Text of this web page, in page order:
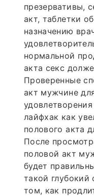
презервативы,
акт, таблетки
назначению
нормальной
акта секс
Проверенные
акт мужчине
лайфхак как
полового акта
После
половой акт
будет
такой глубокий
том, как